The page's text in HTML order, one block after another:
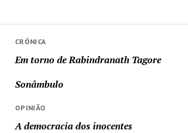
CRÔNICA
Em torno de Rabindranath Tagore
Sonâmbulo
OPINIÃO
A democracia dos inocentes